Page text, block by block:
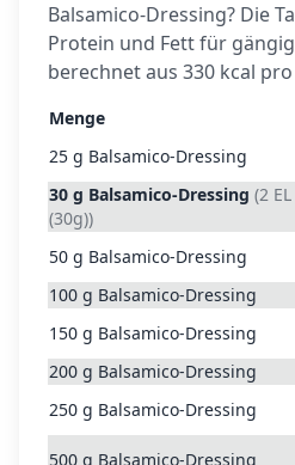
Balsamico-Dressing? Die
Protein und Fett für
berechnet aus 330 kcal
Menge
25 g Balsamico-Dressing
30 g Balsamico-Dressing (2 EL
(30g))
50 g Balsamico-Dressing
100 g Balsamico-Dressing
150 g Balsamico-Dressing
200 g Balsamico-Dressing
250 g Balsamico-Dressing
500 g Balsamico-Dressing